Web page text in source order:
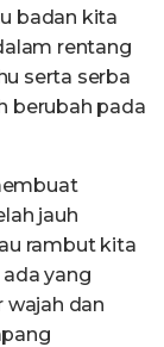
badan kita
rentang
serta serba
berubah pada
jauh
rambut kita
yang
wajah dan